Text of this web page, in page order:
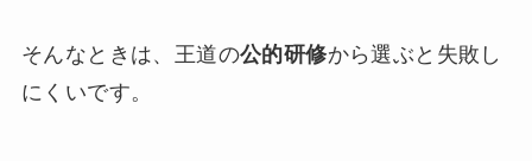
そんなときは、王道の公的研修から選ぶと失敗し
にくいです。